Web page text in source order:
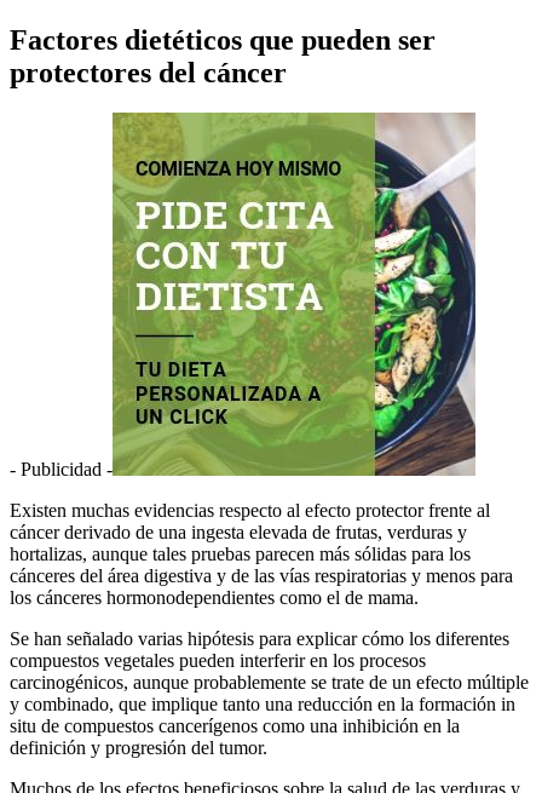
Factores dietéticos que pueden ser
protectores del cáncer
- Publicidad -
Existen muchas evidencias respecto al efecto protector frente al
cáncer derivado de una ingesta elevada de frutas, verduras y
hortalizas, aunque tales pruebas parecen más sólidas para los
cánceres del área digestiva y de las vías respiratorias y menos para
los cánceres hormonodependientes como el de mama.
Se han señalado varias hipótesis para explicar cómo los diferentes
compuestos vegetales pueden interferir en los procesos
carcinogénicos, aunque probablemente se trate de un efecto múltiple
y combinado, que implique tanto una reducción en la formación in
situ de compuestos cancerígenos como una inhibición en la
definición y progresión del tumor.